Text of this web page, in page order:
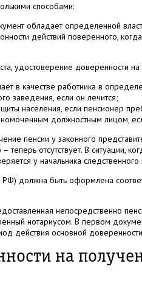
способами:
обладает определенной
действий поверенного,
удостоверение доверенности
в качестве работника в
заведения, если он лечится;
населения, если пенсионер
должностным лицом,
пенсии у законного
теперь отсутствует. В ситуации,
у начальника следственного
должна быть оформлена
непосредственно
нотариусом. В первом
действия основной
на